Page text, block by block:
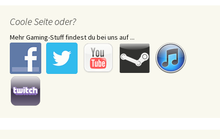
Coole Seite oder?
Mehr Gaming-Stuff findest du bei uns auf ...